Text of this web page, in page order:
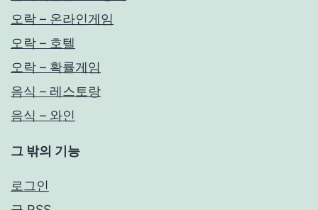
오락 – 온라인게임
오락 – 호텔
오락 – 확률게임
음식 – 레스토랑
음식 – 와인
그 밖의 기능
로그인